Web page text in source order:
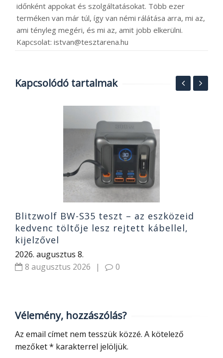
időnként appokat és szolgáltatásokat. Több ezer
terméken van már túl, így van némi rálátása arra, mi az,
ami tényleg megéri, és mi az, amit jobb elkerülni.
Kapcsolat: istvan@tesztarena.hu
Kapcsolódó tartalmak
Blitzwolf BW-S35 teszt – az eszközeid
kedvenc töltője lesz rejtett kábellel,
kijelzővel
2026. augusztus 8.
8 augusztus 2026
| 0
Vélemény, hozzászólás?
Az email címet nem tesszük közzé. A kötelező
mezőket* karakterrel jelöljük.